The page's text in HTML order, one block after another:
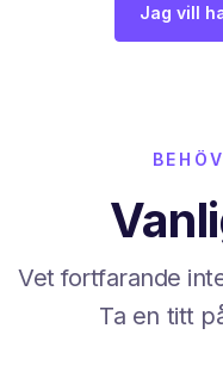
Jag vill
Vet fortfarande
Ta en titt